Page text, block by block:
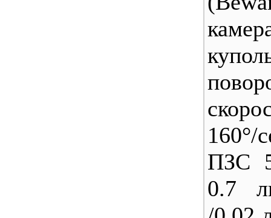
ПЗС
0.7